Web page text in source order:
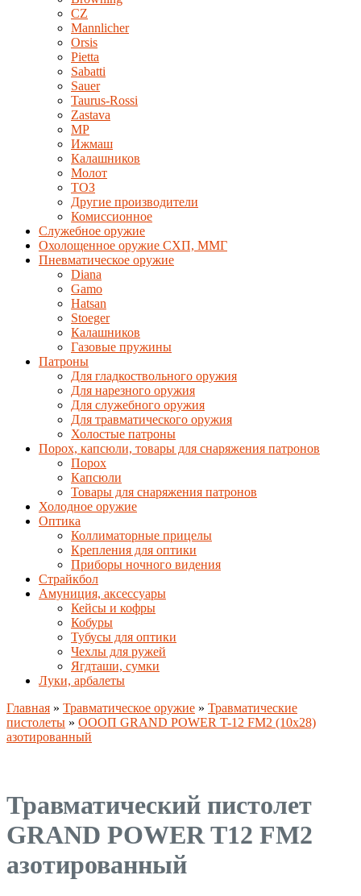
CZ
Mannlicher
Orsis
Pietta
Sabatti
Sauer
Taurus-Rossi
Zastava
MP
Ижмаш
Калашников
Молот
ТОЗ
Другие производители
Комиссионное
Служебное оружие
Охолощенное оружие СХП, ММГ
Пневматическое оружие
Diana
Gamo
Hatsan
Stoeger
Калашников
Газовые пружины
Патроны
Для гладкоствольного оружия
Для нарезного оружия
Для служебного оружия
Для травматического оружия
Холостые патроны
Порох, капсюли, товары для снаряжения патронов
Порох
Капсюли
Товары для снаряжения патронов
Холодное оружие
Оптика
Коллиматорные прицелы
Крепления для оптики
Приборы ночного видения
Страйкбол
Амуниция, аксессуары
Кейсы и кофры
Кобуры
Тубусы для оптики
Чехлы для ружей
Ягдташи, сумки
Луки, арбалеты
Главная » Травматическое оружие » Травматические
пистолеты » ОООП GRAND POWER T-12 FM2 (10x28)
азотированный
Травматический пистолет
GRAND POWER T12 FM2
азотированный